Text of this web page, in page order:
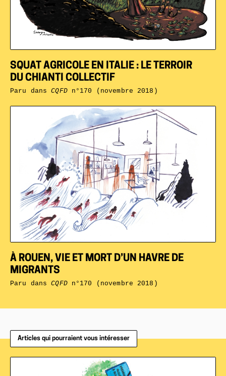
À ROUEN, VIE ET MORT D’UN HAVRE DE
MIGRANTS
Paru dansCQFDn°170 (novembre 2018)
SQUAT AGRICOLE EN ITALIE : LE TERROIR
DU CHIANTI COLLECTIF
Paru dansCQFDn°170 (novembre 2018)
Articles qui pourraient vous intéresser